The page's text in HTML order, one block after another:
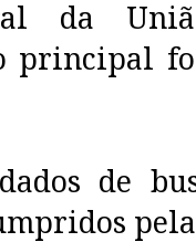
da
principal
de